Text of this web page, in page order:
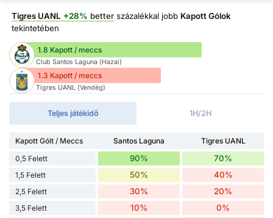
Tigres UANL +28% better százalékkal jobb Kapott Gólok
tekintetében
1.8 Kapott / meccs
Club Santos Laguna (Hazai)
1.3 Kapott / meccs
Tigres UANL (Vendég)
Teljes játékidő 1H/2H
Kapott Gólt / Meccs Santos Laguna
Tigres UANL
0,5 Felett
90% 70%
1,5 Felett 50% 40%
2,5 Felett 30% 20%
3,5 Felett 10% 0%